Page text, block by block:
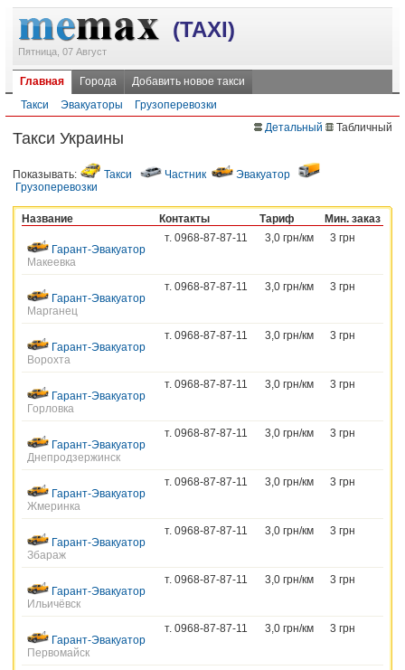
(TAXI)
Пятница, 07 Август
Главная Города
Добавить новое такси
Такси
Эвакуаторы Грузоперевозки
Такси Украины
Детальный Табличный
Показывать: Такси Частник
Эвакуатор
Грузоперевозки
Название Контакты Тариф Мин. заказ
Гарант-Эвакуатор
Макеевка
т. 0968-87-87-11 3,0 грн/км 3 грн
Гарант-Эвакуатор
Марганец
т. 0968-87-87-11 3,0 грн/км 3 грн
Гарант-Эвакуатор
Ворохта
т. 0968-87-87-11 3,0 грн/км 3 грн
Гарант-Эвакуатор
Горловка
т. 0968-87-87-11 3,0 грн/км 3 грн
Гарант-Эвакуатор
Днепродзержинск
т. 0968-87-87-11 3,0 грн/км 3 грн
Гарант-Эвакуатор
Жмеринка
т. 0968-87-87-11 3,0 грн/км 3 грн
Гарант-Эвакуатор
Збараж
т. 0968-87-87-11 3,0 грн/км 3 грн
Гарант-Эвакуатор
Ильичёвск
т. 0968-87-87-11 3,0 грн/км 3 грн
Гарант-Эвакуатор
Первомайск
т. 0968-87-87-11 3,0 грн/км 3 грн